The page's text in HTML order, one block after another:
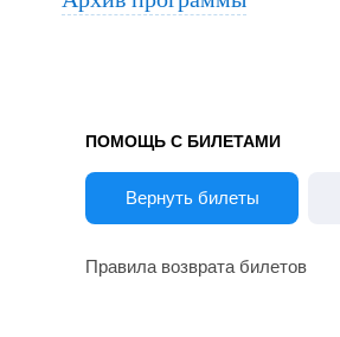
ПОМОЩЬ С БИЛЕТАМИ
Вернуть билеты
Правила возврата билетов